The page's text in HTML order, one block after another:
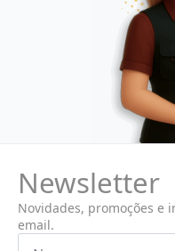
Newsletter
Novidades, promoções e
email.
Nome